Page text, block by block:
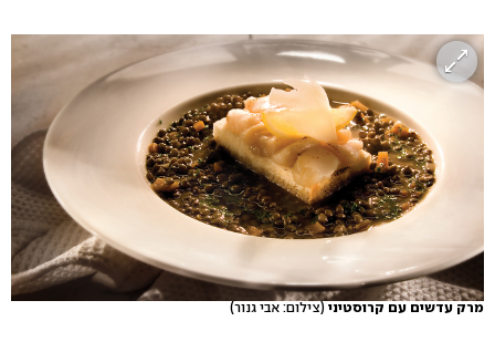
מרק עדשים עם קרוסטיני (צילום: אבי גנור)